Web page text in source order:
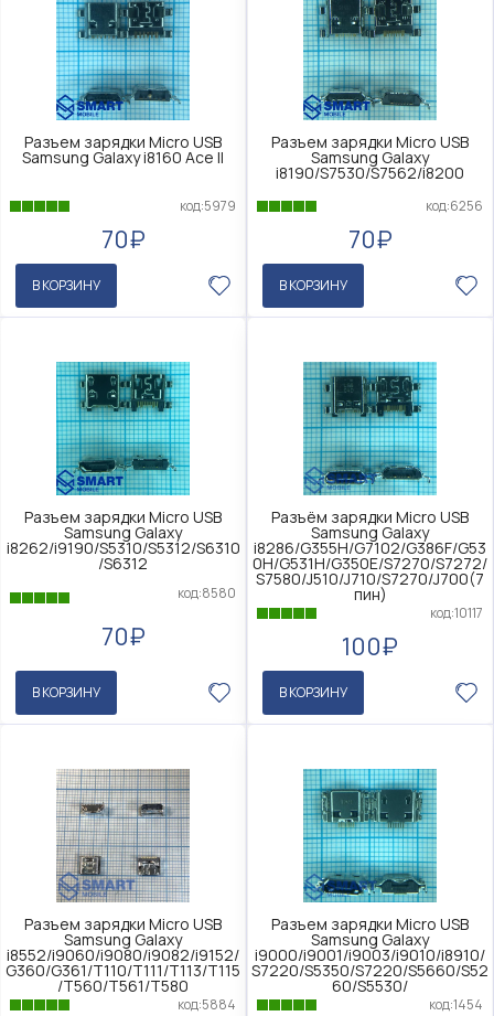
Разъем зарядки Micro USB
Samsung Galaxy i8160 Ace ll
код:5979
70₽
В КОРЗИНУ
Разъем зарядки Micro USB
Samsung Galaxy
i8190/S7530/S7562/i8200
код:6256
70₽
В КОРЗИНУ
Разъем зарядки Micro USB
Samsung Galaxy
i8262/i9190/S5310/S5312/S6310
/S6312
код:8580
70₽
В КОРЗИНУ
Разъём зарядки Micro USB
Samsung Galaxy
i8286/G355H/G7102/G386F/G53
0H/G531H/G350E/S7270/S7272/
S7580/J510/J710/S7270/J700(7
пин)
код:10117
100₽
В КОРЗИНУ
Разъем зарядки Micro USB
Samsung Galaxy
i8552/i9060/i9080/i9082/i9152/
G360/G361/T110/T111/T113/T115
/T560/T561/T580
код:5884
Разъем зарядки Micro USB
Samsung Galaxy
i9000/i9001/i9003/i9010/i8910/
S7220/S5350/S7220/S5660/S52
60/S5530/
код:1454